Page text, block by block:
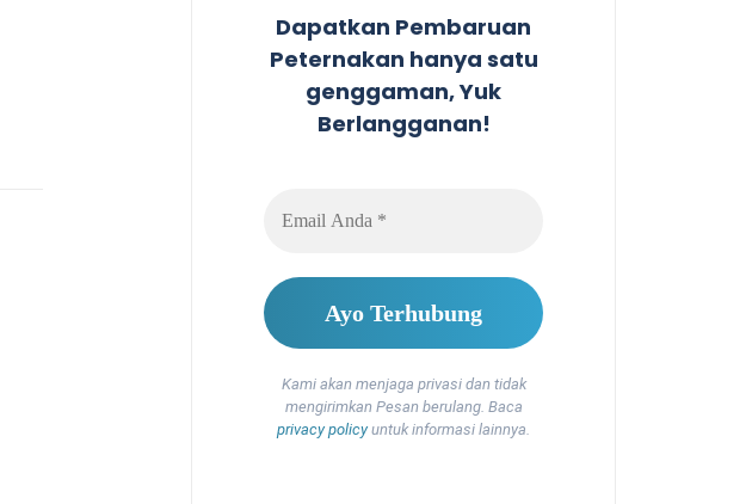
Dapatkan Pembaruan
Peternakan hanya satu
genggaman, Yuk
Berlangganan!
Kami akan menjaga privasi dan tidak
mengirimkan Pesan berulang. Baca
privacy policyuntuk informasi lainnya.